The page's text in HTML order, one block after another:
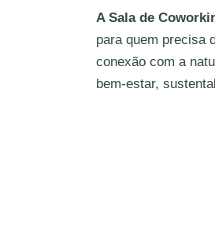
A Sala de
para quem precisa
conexão com a
bem-estar,